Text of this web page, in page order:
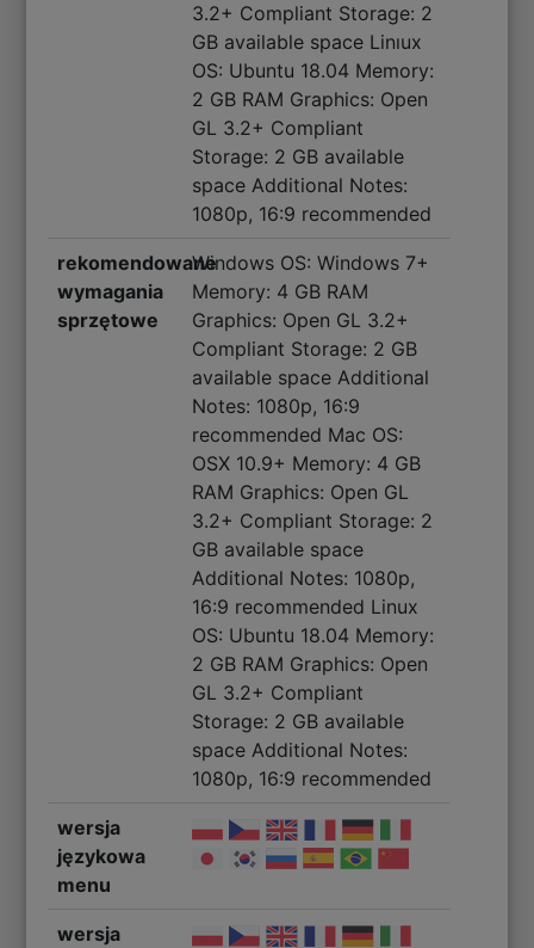
3.2+ Compliant Storage: 2
GB available space Linıux
OS: Ubuntu 18.04 Memory:
2 GB RAM Graphics: Open
GL 3.2+ Compliant
Storage: 2 GB available
space Additional Notes:
1080p, 16:9 recommended
rekomendowane
wymagania
sprzętowe
Windows OS: Windows 7+
Memory: 4 GB RAM
Graphics: Open GL 3.2+
Compliant Storage: 2 GB
available space Additional
Notes: 1080p, 16:9
recommended Mac OS:
OSX 10.9+ Memory: 4 GB
RAM Graphics: Open GL
3.2+ Compliant Storage: 2
GB available space
Additional Notes: 1080p,
16:9 recommended Linux
OS: Ubuntu 18.04 Memory:
2 GB RAM Graphics: Open
GL 3.2+ Compliant
Storage: 2 GB available
space Additional Notes:
1080p, 16:9 recommended
wersja
językowa
menu
wersja